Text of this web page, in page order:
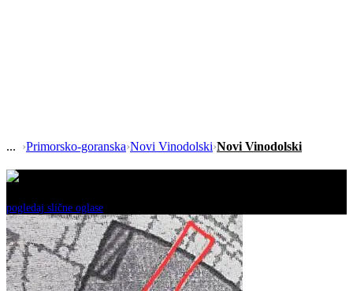
›Primorsko-goranska›Novi Vinodolski›Novi Vinodolski
pogledaj slične oglase